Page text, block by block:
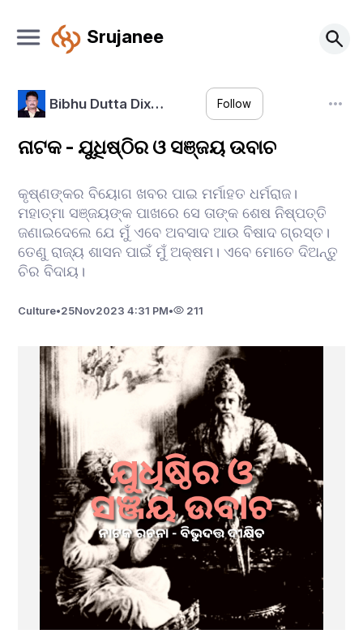
Srujanee
Bibhu Dutta Dix… Follow
ନାଟକ - ଯୁଧିଷ୍ଠିର ଓ ସଞ୍ଜୟ ଉବାଚ
କୃଷ୍ଣଙ୍କର ବିୟୋଗ ଖବର ପାଇ ମର୍ମାହତ ଧର୍ମରାଜ।
ମହାତ୍ମା ସଞ୍ଜୟଙ୍କ ପାଖରେ ସେ ତାଙ୍କ ଶେଷ ନିଷ୍ପତ୍ତି
ଜଣାଇଦେଲେ ଯେ ମୁଁ ଏବେ ଅବସାଦ ଆଉ ବିଷାଦ ଗ୍ରସ୍ତ।
ତେଣୁ ରାଜ୍ୟ ଶାସନ ପାଇଁ ମୁଁ ଅକ୍ଷମ। ଏବେ ମୋତେ ଦିଅନ୍ତୁ
ଚିର ବିଦାୟ।
Culture•25Nov2023 4:31 PM• 211